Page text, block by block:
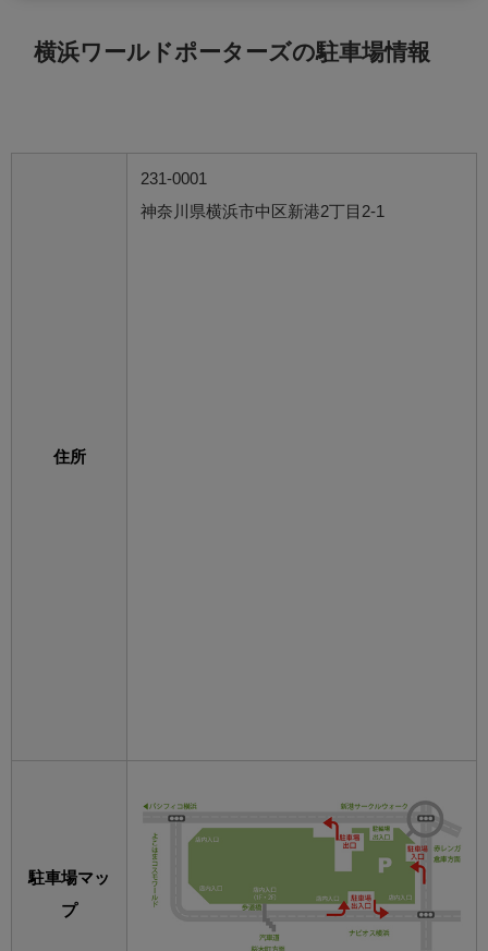
横浜ワールドポーターズの駐車場情報
住所
231-0001
神奈川県横浜市中区新港2丁目2-1
駐車場マッ
プ